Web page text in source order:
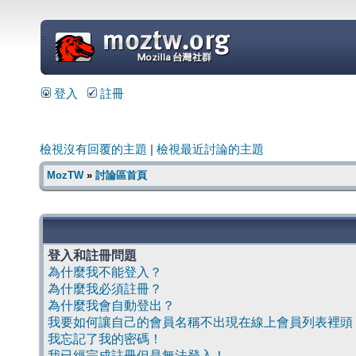
=
登入 註冊
檢視沒有回覆的主題 檢視最近討論的主題
MozTW» 討論區首頁
登入和註冊問題
為什麼我不能登入？
為什麼我必須註冊？
為什麼我會自動登出？
我要如何讓自己的會員名稱不出現在線上會員列表裡頭
我忘記了我的密碼！